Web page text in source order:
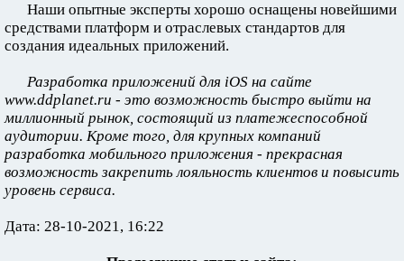
Наши опытные эксперты хорошо оснащены новейшими
средствами платформ и отраслевых стандартов для
создания идеальных приложений.
Разработка приложений для iOS на сайте
www.ddplanet.ru - это возможность быстро выйти на
миллионный рынок, состоящий из платежеспособной
аудитории. Кроме того, для крупных компаний
разработка мобильного приложения - прекрасная
возможность закрепить лояльность клиентов и повысить
уровень сервиса.
Дата: 28-10-2021, 16:22